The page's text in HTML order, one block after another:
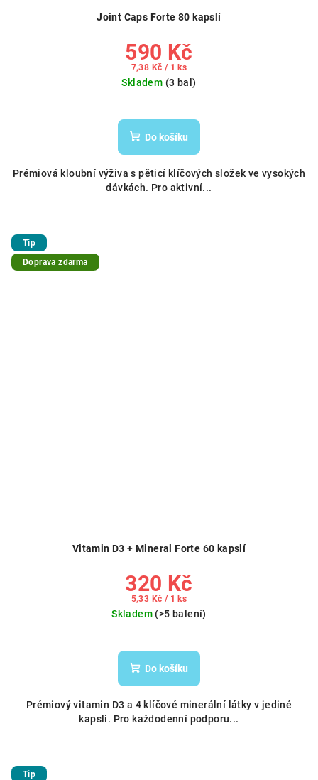
Joint Caps Forte 80 kapslí
590 Kč
Měrná
7,38 Kč / 1 ks
Skladem (3 bal)
Do košíku
Prémiová kloubní výživa s pěticí klíčových složek ve vysokých
dávkách. Pro aktivní...
Tip
Doprava zdarma
Vitamin D3 + Mineral Forte 60 kapslí
320 Kč
Měrná
5,33 Kč / 1 ks
Skladem (>5 balení)
Do košíku
Prémiový vitamin D3 a 4 klíčové minerální látky v jediné
kapsli. Pro každodenní podporu...
Tip